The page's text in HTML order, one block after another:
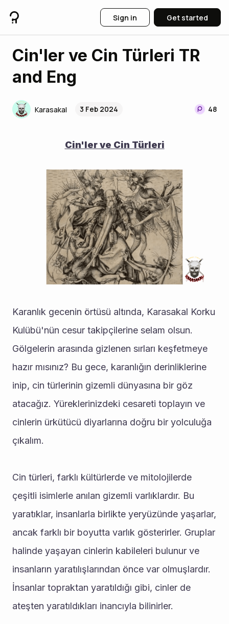
Sign in Get started
Cin'ler ve Cin Türleri TR
and Eng
Karasakal 3 Feb 2024 48
Cin'ler ve Cin Türleri
Karanlık gecenin örtüsü altında, Karasakal Korku
Kulübü'nün cesur takipçilerine selam olsun.
Gölgelerin arasında gizlenen sırları keşfetmeye
hazır mısınız? Bu gece, karanlığın derinliklerine
inip, cin türlerinin gizemli dünyasına bir göz
atacağız. Yüreklerinizdeki cesareti toplayın ve
cinlerin ürkütücü diyarlarına doğru bir yolculuğa
çıkalım.
Cin türleri, farklı kültürlerde ve mitolojilerde
çeşitli isimlerle anılan gizemli varlıklardır. Bu
yaratıklar, insanlarla birlikte yeryüzünde yaşarlar,
ancak farklı bir boyutta varlık gösterirler. Gruplar
halinde yaşayan cinlerin kabileleri bulunur ve
insanların yaratılışlarından önce var olmuşlardır.
İnsanlar topraktan yaratıldığı gibi, cinler de
ateşten yaratıldıkları inancıyla bilinirler.